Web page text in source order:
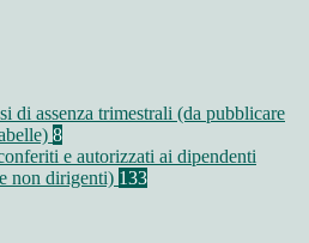
di assenza trimestrali (da pubblicare
8
e autorizzati ai dipendenti
non dirigenti) 133